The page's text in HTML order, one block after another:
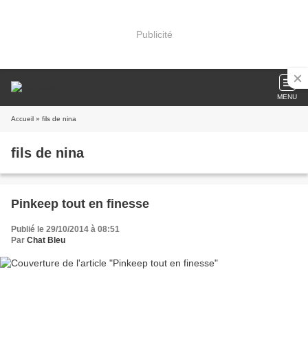
Publicité
MENU
Accueil » fils de nina
fils de nina
Pinkeep tout en finesse
Publié le 29/10/2014 à 08:51
Par Chat Bleu